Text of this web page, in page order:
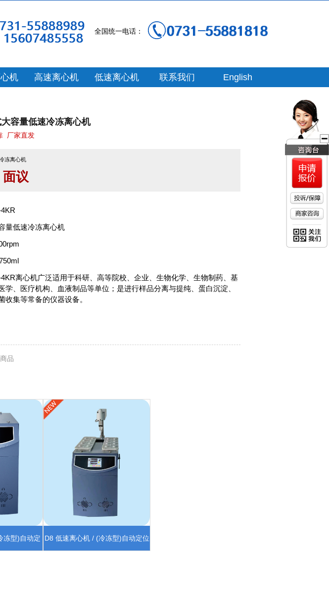
全国统一电话：
机 高速离心机 低速离心机 联系我们 English
容量低速冷冻离心机
厂家直发
冻离心机
面议
量低速冷冻离心机
离心机广泛适用于科研、高等院校、企业、生物化学、生物制药、基
学、医疗机构、血液制品等单位；是进行样品分离与提纯、蛋白沉淀、
收集等常备的仪器设备。
品
冻型)自动定 D8 低速离心机 / (冷冻型)自动定位